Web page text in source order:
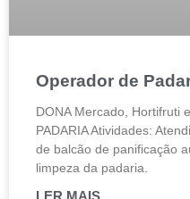
Operador de
DONA Mercado, Hortifruti
PADARIA Atividades:
de balcão de panificação
limpeza da padaria.